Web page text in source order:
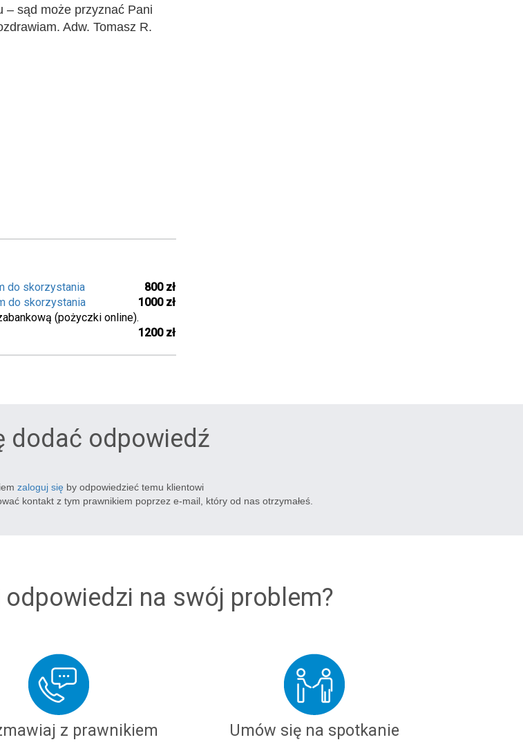
– sąd może przyznać Pani
Adw. Tomasz R.
800 zł
do skorzystania
1000 zł
do skorzystania
(pożyczki online).
1200 zł
dodać odpowiedź
zaloguj się by odpowiedzieć temu klientowi
kontakt z tym prawnikiem poprzez e-mail, który od nas otrzymałeś.
odpowiedzi na swój problem?
z prawnikiem Umów się na spotkanie